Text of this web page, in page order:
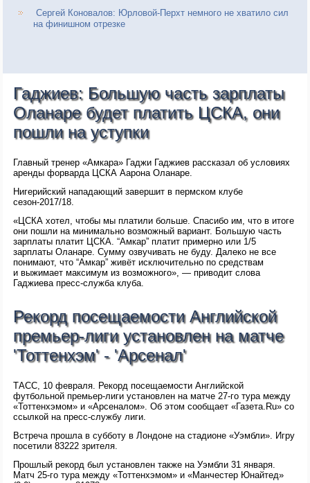
Сергей Коновалов: Юрловой-Перхт немного не хватило сил
на финишном отрезке
Гаджиев: Большую часть зарплаты
Оланаре будет платить ЦСКА, они
пошли на уступки
Главный тренер «Амкара» Гаджи Гаджиев рассказал об условиях
аренды форварда ЦСКА Аарона Оланаре.
Нигерийский нападающий завершит в пермском клубе
сезон-2017/18.
«ЦСКА хотел, чтобы мы платили больше. Спасибо им, что в итоге
они пошли на минимально возможный вариант. Большую часть
зарплаты платит ЦСКА. “Амкар” платит примерно или 1/5
зарплаты Оланаре. Сумму озвучивать не буду. Далеко не все
понимают, что “Амкар” живёт исключительно по средствам
и выжимает максимум из возможного», — приводит слова
Гаджиева пресс-служба клуба.
Рекорд посещаемости Английской
премьер-лиги установлен на матче
'Тоттенхэм' - 'Арсенал'
ТАСС, 10 февраля. Рекорд посещаемости Английской
футбольной премьер-лиги установлен на матче 27-го тура между
«Тоттенхэмом» и «Арсеналом». Об этом сообщает «Газета.Ru» со
ссылкой на пресс-службу лиги.
Встреча прошла в субботу в Лондоне на стадионе «Уэмбли». Игру
посетили 83222 зрителя.
Прошлый рекорд был установлен также на Уэмбли 31 января.
Матч 25-го тура между «Тоттенхэмом» и «Манчестер Юнайтед»